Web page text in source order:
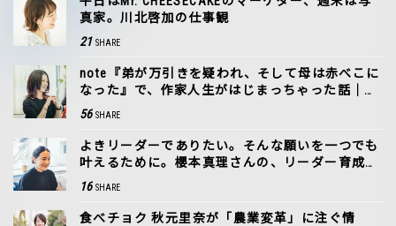
真家。川北啓加の仕事観
21 SHARE
note『弟が万引きを疑われ、そして母は赤べこに
なった』で、作家人生がはじまっちゃった話｜岸
田奈美
56 SHARE
よきリーダーでありたい。そんな願いを一つでも
叶えるために。櫻本真理さんの、リーダー育成に
込めた思い
16 SHARE
食べチョク 秋元里奈が「農業変革」に注ぐ情